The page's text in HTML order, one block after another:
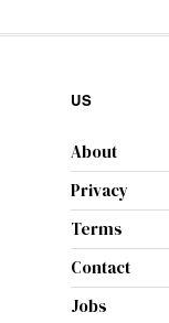
US
About
Privacy
Terms
Contact
Jobs